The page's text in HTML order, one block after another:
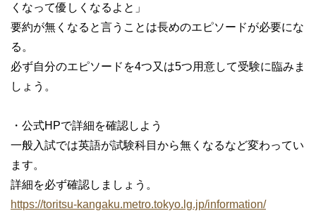
くなって優しくなるよと」
要約が無くなると言うことは長めのエピソードが必要にな
る。
必ず自分のエピソードを4つ又は5つ用意して受験に臨みま
しょう。
・公式HPで詳細を確認しよう
一般入試では英語が試験科目から無くなるなど変わってい
ます。
詳細を必ず確認しましょう。
https://toritsu-kangaku.metro.tokyo.lg.jp/information/